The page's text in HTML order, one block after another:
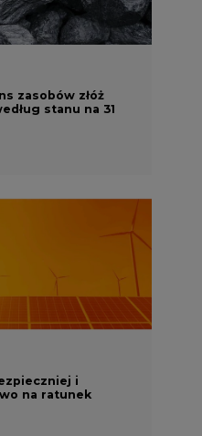
i
na ratunek
gaz do OZE.